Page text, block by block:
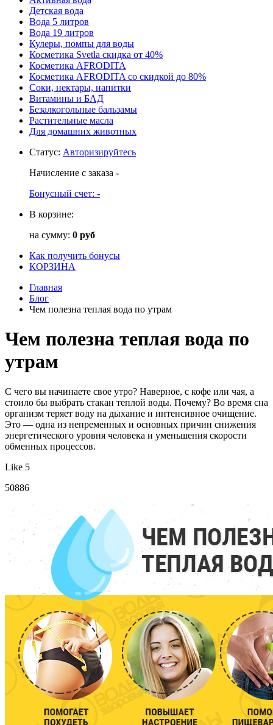
Детская вода
Вода 5 литров
Вода 19 литров
Кулеры, помпы для воды
Косметика Svetla скидка от 40%
Косметика AFRODITA
Косметика AFRODITA со скидкой до 80%
Соки, нектары, напитки
Витамины и БАД
Безалкогольные бальзамы
Растительные масла
Для домашних животных
Статус: Авторизируйтесь
Начисление с заказа -
Бонусный счет: -
В корзине:
на сумму: 0 руб
Как получить бонусы
КОРЗИНА
Главная
Блог
Чем полезна теплая вода по утрам
Чем полезна теплая вода по
утрам
С чего вы начинаете свое утро? Наверное, с кофе или чая, а
стоило бы выбрать стакан теплой воды. Почему? Во время сна
организм теряет воду на дыхание и интенсивное очищение.
Это — одна из непременных и основных причин снижения
энергетического уровня человека и уменьшения скорости
обменных процессов.
Like 5
50886